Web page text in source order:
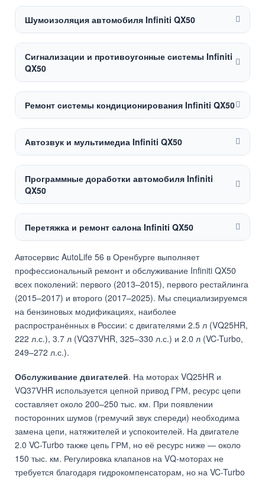
Шумоизоляция автомобиля Infiniti QX50
Сигнализации и противоугонные системы Infiniti
QX50
Ремонт системы кондиционирования Infiniti QX50
Автозвук и мультимедиа Infiniti QX50
Программные доработки автомобиля Infiniti
QX50
Перетяжка и ремонт салона Infiniti QX50
Автосервис AutoLife 56 в Оренбурге выполняет
профессиональный ремонт и обслуживание Infiniti QX50
всех поколений: первого (2013–2015), первого рестайлинга
(2015–2017) и второго (2017–2025). Мы специализируемся
на бензиновых модификациях, наиболее
распространённых в России: с двигателями 2.5 л (VQ25HR,
222 л.с.), 3.7 л (VQ37VHR, 325–330 л.с.) и 2.0 л (VC-Turbo,
249–272 л.с.).
Обслуживание двигателей. На моторах VQ25HR и
VQ37VHR используется цепной привод ГРМ, ресурс цепи
составляет около 200–250 тыс. км. При появлении
посторонних шумов (гремучий звук спереди) необходима
замена цепи, натяжителей и успокоителей. На двигателе
2.0 VC-Turbo также цепь ГРМ, но её ресурс ниже — около
150 тыс. км. Регулировка клапанов на VQ-моторах не
требуется благодаря гидрокомпенсаторам, но на VC-Turbo